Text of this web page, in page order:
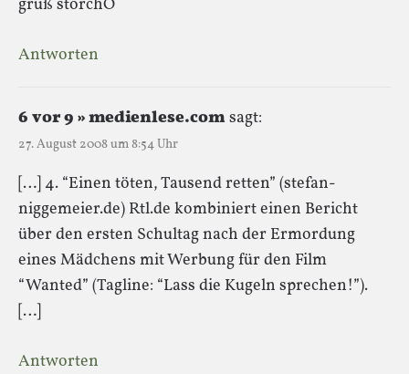
gruß storchO
Antworten
6 vor 9 » medienlese.comsagt:
27. August 2008 um 8:54 Uhr
[…] 4. “Einen töten, Tausend retten” (stefan-
niggemeier.de) Rtl.de kombiniert einen Bericht
über den ersten Schultag nach der Ermordung
eines Mädchens mit Werbung für den Film
“Wanted” (Tagline: “Lass die Kugeln sprechen!”).
[…]
Antworten